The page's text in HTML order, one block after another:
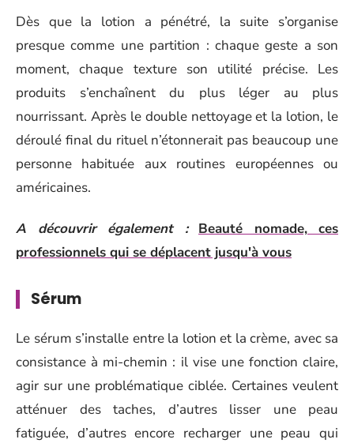
Dès que la lotion a pénétré, la suite s’organise
presque comme une partition : chaque geste a son
moment, chaque texture son utilité précise. Les
produits s’enchaînent du plus léger au plus
nourrissant. Après le double nettoyage et la lotion, le
déroulé final du rituel n’étonnerait pas beaucoup une
personne habituée aux routines européennes ou
américaines.
A découvrir également :
Beauté nomade, ces
professionnels qui se déplacent jusqu'à vous
Sérum
Le sérum s’installe entre la lotion et la crème, avec sa
consistance à mi-chemin : il vise une fonction claire,
agir sur une problématique ciblée. Certaines veulent
atténuer des taches, d’autres lisser une peau
fatiguée, d’autres encore recharger une peau qui